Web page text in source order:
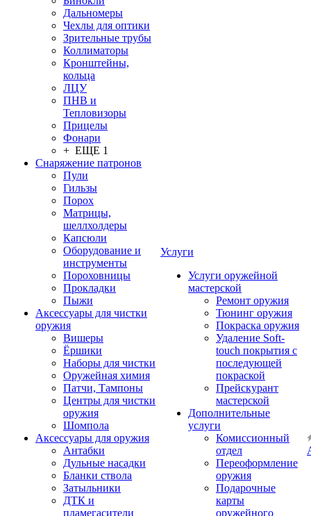
Дальномеры
Чехлы для оптики
Зрительные трубы
Коллиматоры
Кронштейны,
кольца
ЛЦУ
ПНВ и
Тепловизоры
Прицелы
Фонари
+ ЕЩЕ 1
Снаряжение патронов
Пули
Гильзы
Порох
Матрицы,
шеллхолдеры
Капсюли
Оборудование и
инструменты
Пороховницы
Прокладки
Пыжи
Аксессуары для чистки
оружия
Вишеры
Ёршики
Наборы для чистки
Оружейная химия
Патчи, Тампоны
Центры для чистки
оружия
Шомпола
Аксессуары для оружия
Антабки
Дульные насадки
Бланки ствола
Затыльники
ДТК и
пламегасители
Услуги
Услуги оружейной
мастерской
Ремонт оружия
Тюнинг оружия
Покраска оружия
Удаление Soft-
touch покрытия с
последующей
покраской
Прейскурант
мастерской
Дополнительные
услуги
Комиссионный
отдел
Переоформление
оружия
Подарочные
карты
оружейного